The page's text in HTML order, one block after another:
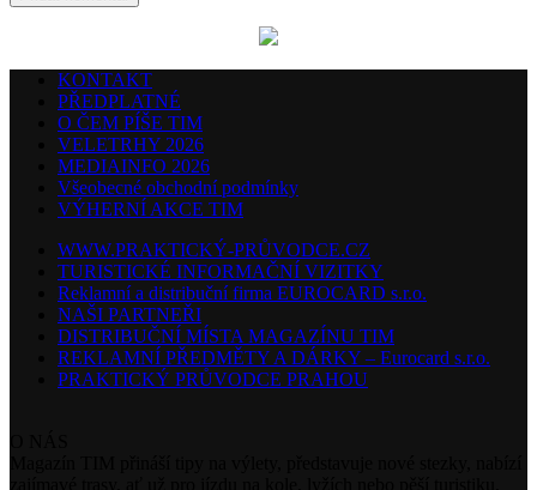
KONTAKT
PŘEDPLATNÉ
O ČEM PÍŠE TIM
VELETRHY 2026
MEDIAINFO 2026
Všeobecné obchodní podmínky
VÝHERNÍ AKCE TIM
WWW.PRAKTICKÝ-PRŮVODCE.CZ
TURISTICKÉ INFORMAČNÍ VIZITKY
Reklamní a distribuční firma EUROCARD s.r.o.
NAŠI PARTNEŘI
DISTRIBUČNÍ MÍSTA MAGAZÍNU TIM
REKLAMNÍ PŘEDMĚTY A DÁRKY – Eurocard s.r.o.
PRAKTICKÝ PRŮVODCE PRAHOU